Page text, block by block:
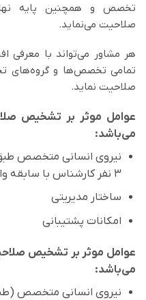
تخصص و همچنین پایه
صلاحیت می‌نماید.
هر مشاور می‌تواند با معرفی
تمامی تخصص‌ها و گروه‌های
صلاحیت نماید.
عوامل موثر بر تشخیص
می‌باشد:
نیروی انسانی متخصص
۳ نفر کارشناس با سابقه واجد شرایط)
ساختار مدیریتی
امکانات پشتیبانی
عوامل موثر بر تشخیص
می‌باشد:
نیروی انسانی متخصص